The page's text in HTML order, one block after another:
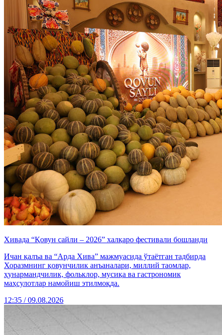
Хивада “Қовун сайли – 2026” халқаро фестивали бошланди
Ичан қалъа ва “Арда Хива” мажмуасида ўтаётган тадбирда
Хоразмнинг қовунчилик анъаналари, миллий таомлар,
ҳунармандчилик, фольклор, мусиқа ва гастрономик
маҳсулотлар намойиш этилмоқда.
12:35 / 09.08.2026